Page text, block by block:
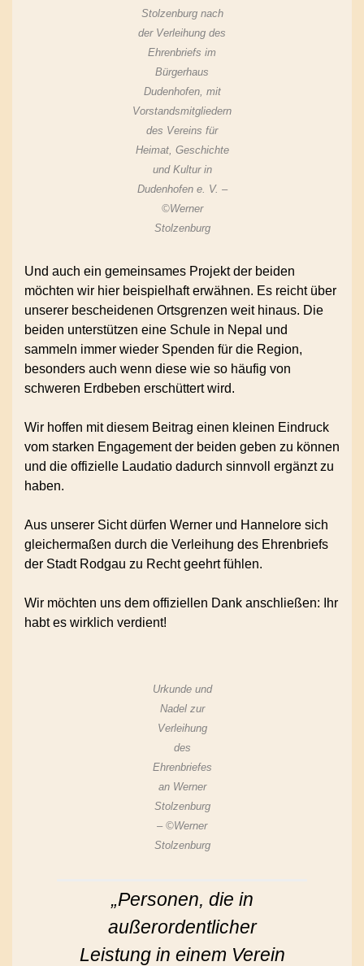
Stolzenburg nach
der Verleihung des
Ehrenbriefs im
Bürgerhaus
Dudenhofen, mit
Vorstandsmitgliedern
des Vereins für
Heimat, Geschichte
und Kultur in
Dudenhofen e. V. –
©Werner
Stolzenburg
Und auch ein gemeinsames Projekt der beiden
möchten wir hier beispielhaft erwähnen. Es reicht über
unserer bescheidenen Ortsgrenzen weit hinaus. Die
beiden unterstützen eine Schule in Nepal und
sammeln immer wieder Spenden für die Region,
besonders auch wenn diese wie so häufig von
schweren Erdbeben erschüttert wird.
Wir hoffen mit diesem Beitrag einen kleinen Eindruck
vom starken Engagement der beiden geben zu können
und die offizielle Laudatio dadurch sinnvoll ergänzt zu
haben.
Aus unserer Sicht dürfen Werner und Hannelore sich
gleichermaßen durch die Verleihung des Ehrenbriefs
der Stadt Rodgau zu Recht geehrt fühlen.
Wir möchten uns dem offiziellen Dank anschließen: Ihr
habt es wirklich verdient!
Urkunde und
Nadel zur
Verleihung
des
Ehrenbriefes
an Werner
Stolzenburg
– ©Werner
Stolzenburg
„Personen, die in
außerordentlicher
Leistung in einem Verein